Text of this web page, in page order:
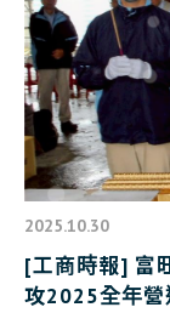
2025.10.30
[工商時報] 富
攻2025全年營